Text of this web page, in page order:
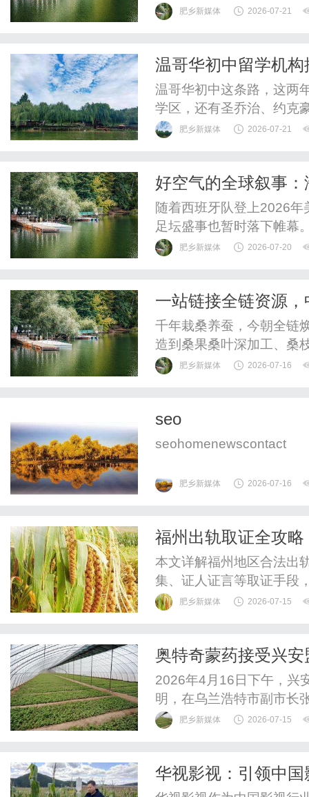
肥乡新媒体 2026-07-21
温哥华初中留学机
温哥华初中这条路，这两
学区，还有圣乔治、约克
饭局的话题里。但真要
实用。知识人网算是这里
肥乡新媒体 2026-07-21
好空气的全球叙事
服？
随着西班牙队登上2026
足坛盛事也暂时落下帷幕
国的品牌却在赛场之外完
上“好空气海信造”的全球
肥乡新媒体 2026-07-20
一站链接全链资源
机遇
千年栽桑养蚕，今朝全链
造到桑果桑叶深加工、桑
一模式，成为兼顾生态、
服务枢纽，为种植户、加
肥乡新媒体 2026-07-16
seo
seohomenewscontact
肥乡新媒体 2026-07-16
福州出轨取证全攻
本文详解福州地区合法出
集、证人证言等取证手段
权。肥乡新媒体 2026-07-15
奥特奇蒙药接受兴
才建设
2026年4月16日下午，兴
明，在乌兰浩特市副市长
有限公司，围绕高端人才
绍。公司相关负责人围绕
肥乡新媒体 2026-07-15
华视影视：引领中